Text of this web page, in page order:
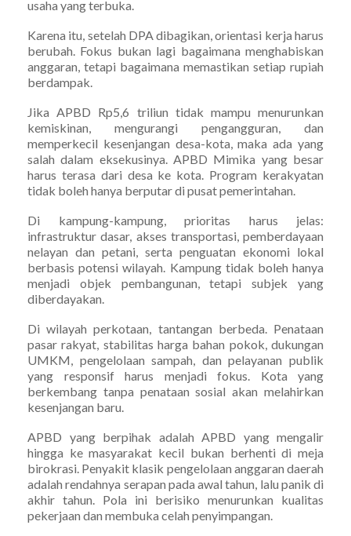
usaha yang terbuka.
Karena itu, setelah DPA dibagikan, orientasi kerja harus
berubah. Fokus bukan lagi bagaimana menghabiskan
anggaran, tetapi bagaimana memastikan setiap rupiah
berdampak.
Jika APBD Rp5,6 triliun tidak mampu menurunkan
kemiskinan, mengurangi pengangguran, dan
memperkecil kesenjangan desa-kota, maka ada yang
salah dalam eksekusinya. APBD Mimika yang besar
harus terasa dari desa ke kota. Program kerakyatan
tidak boleh hanya berputar di pusat pemerintahan.
Di kampung-kampung, prioritas harus jelas:
infrastruktur dasar, akses transportasi, pemberdayaan
nelayan dan petani, serta penguatan ekonomi lokal
berbasis potensi wilayah. Kampung tidak boleh hanya
menjadi objek pembangunan, tetapi subjek yang
diberdayakan.
Di wilayah perkotaan, tantangan berbeda. Penataan
pasar rakyat, stabilitas harga bahan pokok, dukungan
UMKM, pengelolaan sampah, dan pelayanan publik
yang responsif harus menjadi fokus. Kota yang
berkembang tanpa penataan sosial akan melahirkan
kesenjangan baru.
APBD yang berpihak adalah APBD yang mengalir
hingga ke masyarakat kecil bukan berhenti di meja
birokrasi. Penyakit klasik pengelolaan anggaran daerah
adalah rendahnya serapan pada awal tahun, lalu panik di
akhir tahun. Pola ini berisiko menurunkan kualitas
pekerjaan dan membuka celah penyimpangan.